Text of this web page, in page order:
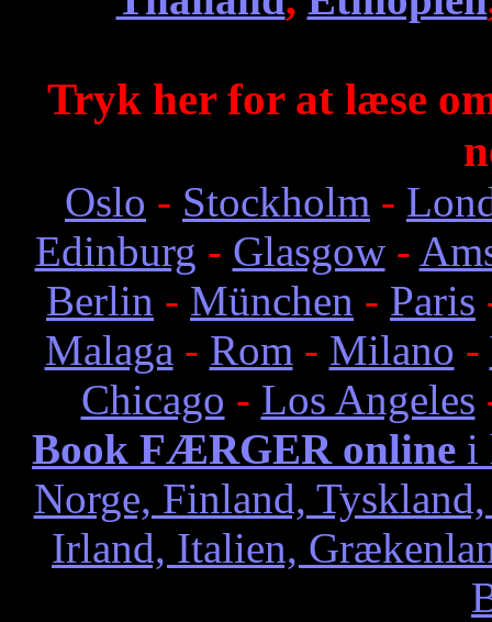
Tryk her for at læse
Oslo - Stockholm -
Edinburg - Glasgow-
Berlin - München - Paris
Malaga - Rom - Milano -
Chicago - Los Angeles
Book FÆRGER online i
Norge, Finland,
Irland, Italien,